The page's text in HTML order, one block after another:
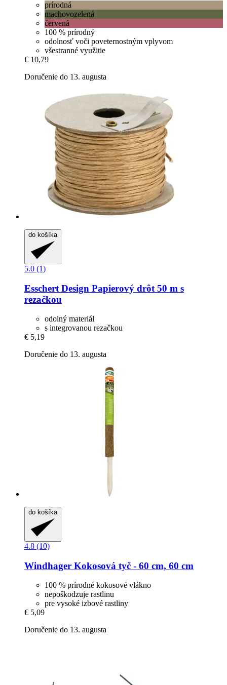
prírodná
machovozelená
červená
100 % prírodný
odolnosť voči poveternostným vplyvom
všestranné využitie
€ 10,79
Doručenie do 13. augusta
do košíka
5.0 (1)
Esschert Design Papierový drôt 50 m s
rezačkou
odolný materiál
s integrovanou rezačkou
€ 5,19
Doručenie do 13. augusta
do košíka
4.8 (10)
Windhager Kokosová tyč -​ 60 cm, 60 cm
100 % prírodné kokosové vlákno
nepoškodzuje rastlinu
pre vysoké izbové rastliny
€ 5,09
Doručenie do 13. augusta